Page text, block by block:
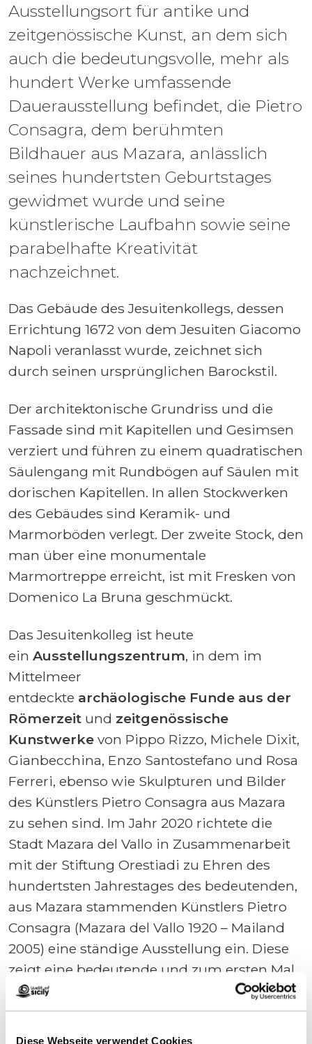
Diese Webseite verwendet Cookies
Ausstellungsort für antike und
zeitgenössische Kunst, an dem sich
auch die bedeutungsvolle, mehr als
hundert Werke umfassende
Dauerausstellung befindet, die Pietro
Consagra, dem berühmten
Bildhauer aus Mazara, anlässlich
seines hundertsten Geburtstages
gewidmet wurde und seine
künstlerische Laufbahn sowie seine
parabelhafte Kreativität
nachzeichnet.
Das Gebäude des Jesuitenkollegs, dessen
Errichtung 1672 von dem Jesuiten Giacomo
Napoli veranlasst wurde, zeichnet sich
durch seinen ursprünglichen Barockstil.
Der architektonische Grundriss und die
Fassade sind mit Kapitellen und Gesimsen
verziert und führen zu einem quadratischen
Säulengang mit Rundbögen auf Säulen mit
dorischen Kapitellen. In allen Stockwerken
des Gebäudes sind Keramik- und
Marmorböden verlegt. Der zweite Stock, den
man über eine monumentale
Marmortreppe erreicht, ist mit Fresken von
Domenico La Bruna geschmückt.
Das Jesuitenkolleg ist heute
ein Ausstellungszentrum, in dem im
Mittelmeer
entdeckte archäologische Funde aus der
Römerzeit und zeitgenössische
Kunstwerke von Pippo Rizzo, Michele Dixit,
Gianbecchina, Enzo Santostefano und Rosa
Ferreri, ebenso wie Skulpturen und Bilder
des Künstlers Pietro Consagra aus Mazara
zu sehen sind. Im Jahr 2020 richtete die
Stadt Mazara del Vallo in Zusammenarbeit
mit der Stiftung Orestiadi zu Ehren des
hundertsten Jahrestages des bedeutenden,
aus Mazara stammenden Künstlers Pietro
Consagra (Mazara del Vallo 1920 – Mailand
2005) eine ständige Ausstellung ein. Diese
zeigt eine bedeutende und zum ersten Mal
studierte und katalogisierte Sammlung von
grafischen Werken (Lithographien,